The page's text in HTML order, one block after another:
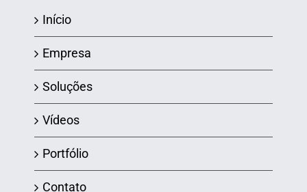
Início
Empresa
Soluções
Vídeos
Portfólio
Contato